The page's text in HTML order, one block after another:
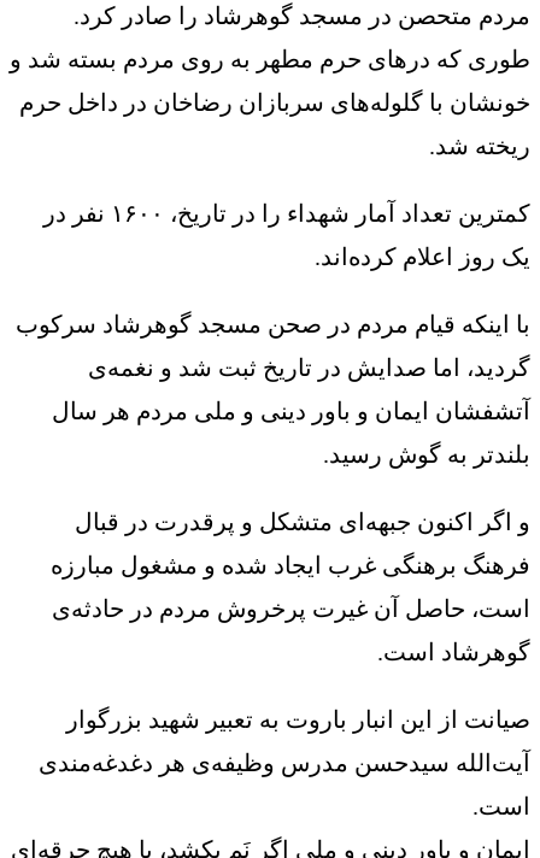
مردم متحصن در مسجد گوهرشاد را صادر کرد.
طوری که درهای حرم مطهر به روی مردم بسته شد و
خونشان با گلوله‌های سربازان رضاخان در داخل حرم
ریخته شد.
کمترین تعداد آمار شهداء را در تاریخ، ۱۶۰۰ نفر در
یک روز اعلام کرده‌اند.
با اینکه قیام مردم در صحن مسجد گوهرشاد سرکوب
گردید، اما صدایش در تاریخ ثبت شد و نغمه‌ی
آتشفشان ایمان و باور دینی و ملی مردم هر سال
بلندتر به گوش رسید.
و اگر اکنون جبهه‌ای متشکل و پرقدرت در قبال
فرهنگ برهنگی غرب ایجاد شده و مشغول مبارزه
است، حاصل آن غیرت پرخروش مردم در حادثه‌ی
گوهرشاد است.
صیانت از این انبار باروت به تعبیر شهید بزرگوار
آیت‌الله سیدحسن مدرس وظیفه‌ی هر دغدغه‌مندی
است.
ایمان و باور دینی و ملی اگر نَم بکشد، با هیچ جرقه‌ای